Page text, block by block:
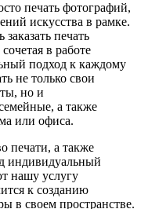
печать фотографий,
искусства в рамке.
печать
в работе
подход к каждому
не только свои
но и
а также
или офиса.
печати, а также
индивидуальный
нашу услугу
к созданию
в своем пространстве.